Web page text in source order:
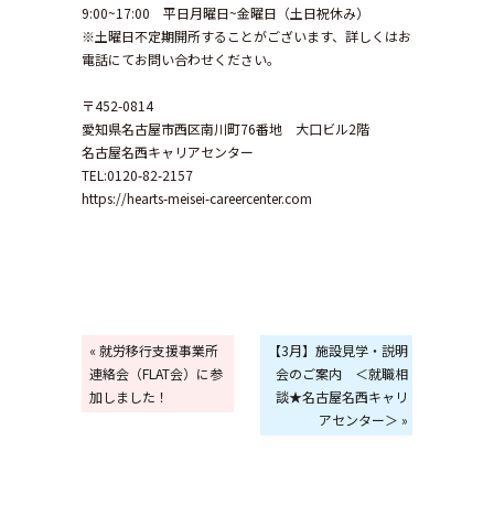
9:00~17:00 平日月曜日~金曜日（土日祝休み）
※土曜日不定期開所することがございます、詳しくはお
電話にてお問い合わせください。
〒452-0814
愛知県名古屋市西区南川町76番地 大口ビル2階
名古屋名西キャリアセンター
TEL:0120-82-2157
https://hearts-meisei-careercenter.com
« 就労移行支援事業所
連絡会（FLAT会）に参
加しました！
【3月】施設見学・説明
会のご案内 ＜就職相
談★名古屋名西キャリ
アセンター＞ »